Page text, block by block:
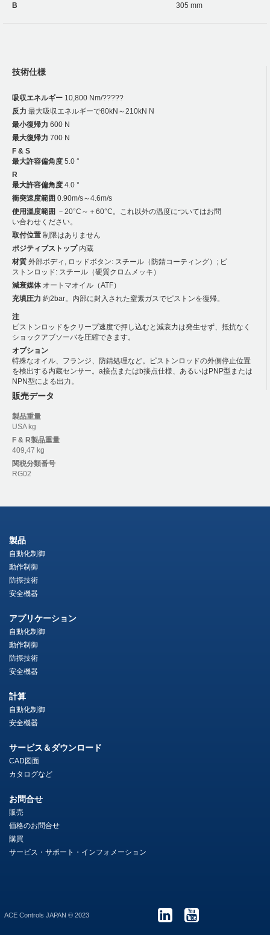
B
305 mm
技術仕様
吸収エネルギー 10,800 Nm/?????
反力 最大吸収エネルギーで80kN～210kN N
最小復帰力 600 N
最大復帰力 700 N
F & S
最大許容偏角度 5.0 °
R
最大許容偏角度 4.0 °
衝突速度範囲 0.90m/s～4.6m/s
使用温度範囲 －20°C～＋60°C。これ以外の温度についてはお問
い合わせください。
取付位置 制限はありません
ポジティブストップ内蔵
材質 外部ボディ, ロッドボタン: スチール（防錆コーティング）; ピ
ストンロッド: スチール（硬質クロムメッキ）
減衰媒体オートマオイル（ATF）
充填圧力 約2bar。内部に封入された窒素ガスでピストンを復帰。
注
ピストンロッドをクリープ速度で押し込むと減衰力は発生せず、抵抗なく
ショックアブソーバを圧縮できます。
オプション
特殊なオイル、フランジ、防錆処理など。ピストンロッドの外側停止位置
を検出する内蔵センサー。a接点またはb接点仕様、あるいはPNP型または
NPN型による出力。
販売データ
製品重量
USA kg
F & R製品重量
409,47 kg
関税分類番号
RG02
製品
自動化制御
動作制御
防振技術
安全機器
アプリケーション
自動化制御
動作制御
防振技術
安全機器
計算
自動化制御
安全機器
サービス＆ダウンロード
CAD図面
カタログなど
お問合せ
販売
価格のお問合せ
購買
サービス・サポート・インフォメーション
ACE Controls JAPAN © 2023